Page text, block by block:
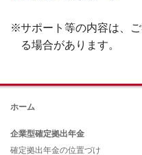
サポート等の内容は、
る場合があります。
ホーム
企業型確定拠出年金
確定拠出年金の位置づけ